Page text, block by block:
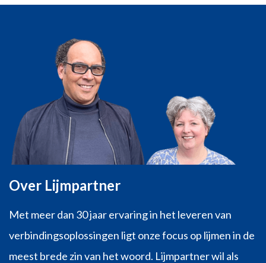
Over Lijmpartner
Met meer dan 30 jaar ervaring in het leveren van
verbindingsoplossingen ligt onze focus op lijmen in de
meest brede zin van het woord. Lijmpartner wil als